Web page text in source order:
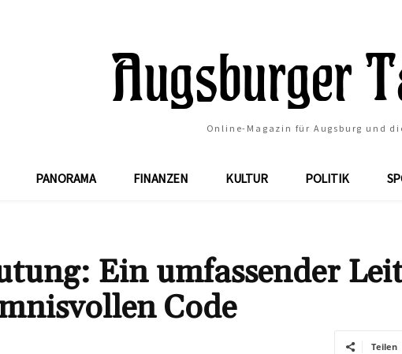
Online-Magazin für Augsburg und
PANORAMA FINANZEN KULTUR POLITIK
Ein umfassender
Code
Teilen